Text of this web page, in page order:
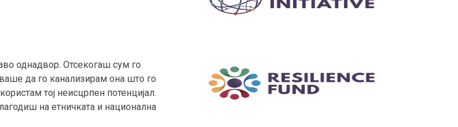
однадвор. Отсекогаш сум го
да го канализирам она што го
тој неисцрпен потенцијал.
на етничката и национална